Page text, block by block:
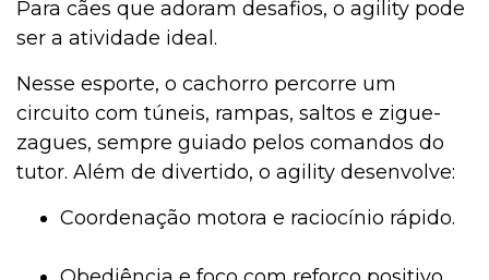
Para cães que adoram desafios, o agility pode
ser a atividade ideal.
Nesse esporte, o cachorro percorre um
circuito com túneis, rampas, saltos e zigue-
zagues, sempre guiado pelos comandos do
tutor. Além de divertido, o agility desenvolve:
Coordenação motora e raciocínio rápido.